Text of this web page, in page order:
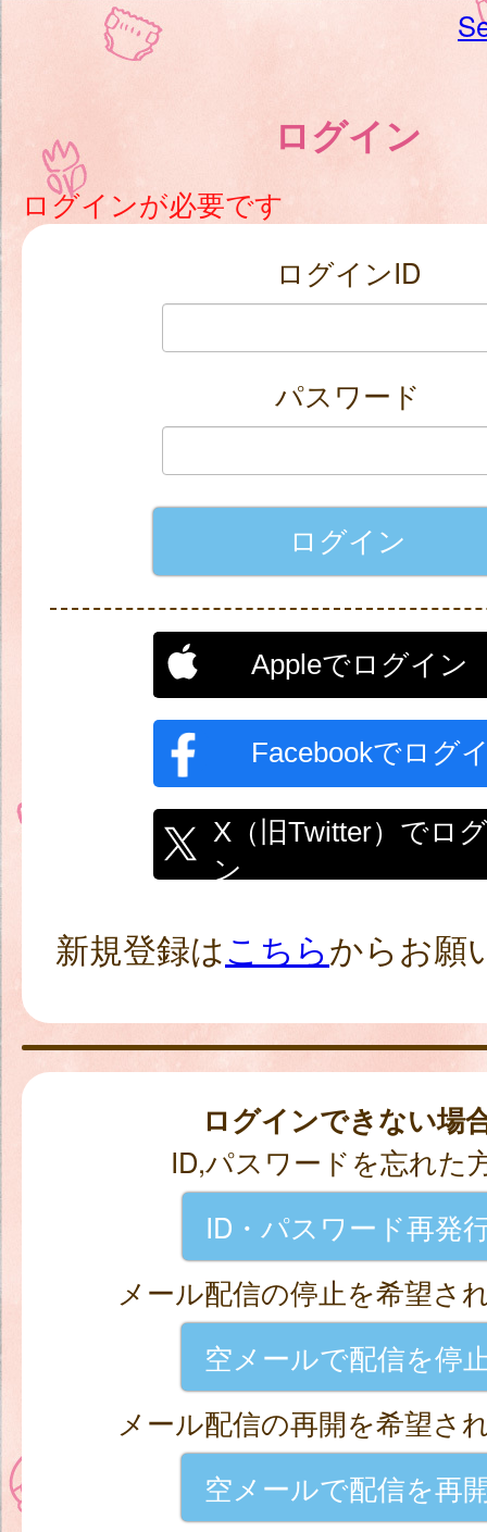
ログイン
ログインが必要です
ログインID
パスワード
Appleでログイン
Facebookでログ
X（旧Twitter）でロ
ン
新規登録はこちらからお願
ログインできない場
ID,パスワードを忘れた
ID・パスワード再発
メール配信の停止を希望さ
空メールで配信を停
メール配信の再開を希望さ
空メールで配信を再